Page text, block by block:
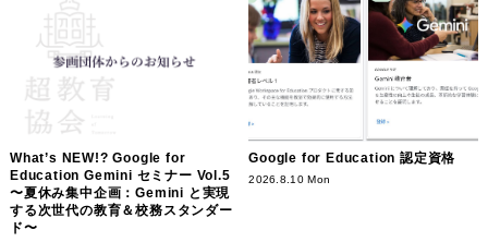
What’s NEW!? Google for
Education Gemini セミナー Vol.5
〜夏休み集中企画：Gemini と実現
する次世代の教育＆校務スタンダー
ド〜
Google for Education 認定資格
2026.8.10 Mon